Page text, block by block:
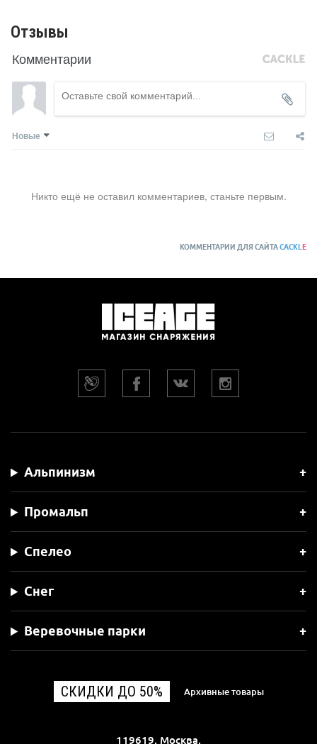
Отзывы
Комментарии
Новые
Никто ещё не оставил комментариев, станьте первым.
КОММЕНТАРИИ ДЛЯ САЙТАCACKL E
Альпинизм
Промальп
Спелео
Снег
Веревочные парки
СКИДКИ ДО 50% Архивные товары
119619, Москва,